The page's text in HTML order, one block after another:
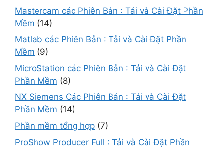
Mastercam các Phiên Bản : Tải và Cài Đặt Phần
Mềm (14)
Matlab các Phiên Bản : Tải và Cài Đặt Phần
Mềm (9)
MicroStation các Phiên Bản : Tải và Cài Đặt
Phần Mềm (8)
NX Siemens Các Phiên Bản : Tải và Cài Đặt
Phần Mềm (14)
Phần mềm tổng hợp (7)
ProShow Producer Full : Tải và Cài Đặt Phần